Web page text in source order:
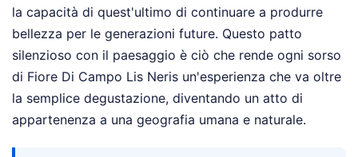
la capacità di quest'ultimo di continuare a produrre
bellezza per le generazioni future. Questo patto
silenzioso con il paesaggio è ciò che rende ogni sorso
di Fiore Di Campo Lis Neris un'esperienza che va oltre
la semplice degustazione, diventando un atto di
appartenenza a una geografia umana e naturale.